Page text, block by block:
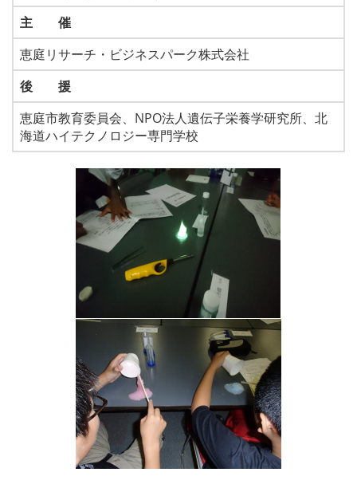
主 催
恵庭リサーチ・ビジネスパーク株式会社
後 援
恵庭市教育委員会、NPO法人遺伝子栄養学研究所、北
海道ハイテクノロジー専門学校